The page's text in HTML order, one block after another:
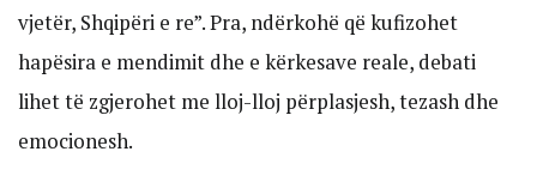
vjetër, Shqipëri e re”. Pra, ndërkohë që kufizohet
hapësira e mendimit dhe e kërkesave reale, debati
lihet të zgjerohet me lloj-lloj përplasjesh, tezash dhe
emocionesh.